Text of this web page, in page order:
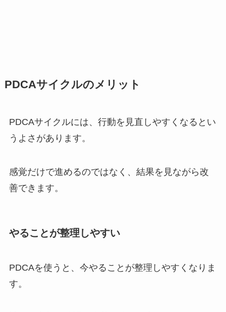
PDCAサイクルのメリット
PDCAサイクルには、行動を見直しやすくなるとい
うよさがあります。
感覚だけで進めるのではなく、結果を見ながら改
善できます。
やることが整理しやすい
PDCAを使うと、今やることが整理しやすくなりま
す。